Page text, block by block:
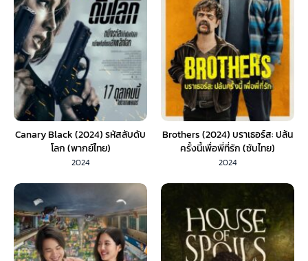
Canary Black (2024) รหัสลับดับ
โลก (พากย์ไทย)
2024
Brothers (2024) บราเธอร์ส: ปล้น
ครั้งนี้เพื่อพี่ที่รัก (ซับไทย)
2024